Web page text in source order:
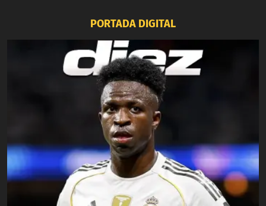
PORTADA DIGITAL